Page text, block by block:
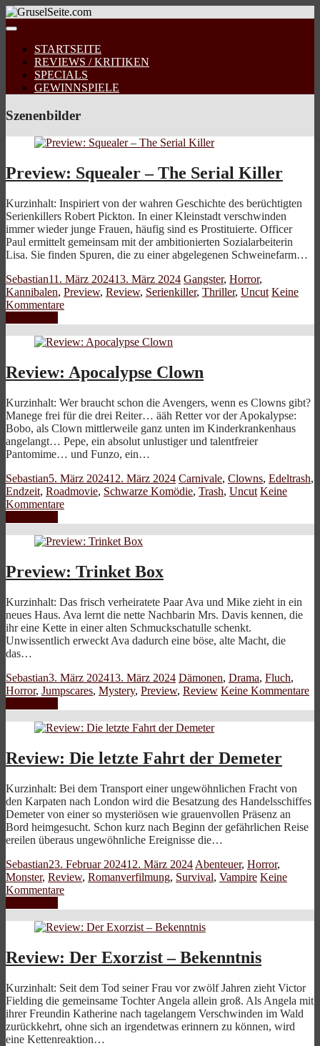
STARTSEITE
REVIEWS / KRITIKEN
SPECIALS
GEWINNSPIELE
Szenenbilder
Preview: Squealer – The Serial Killer
Kurzinhalt: Inspiriert von der wahren Geschichte des berüchtigten
Serienkillers Robert Pickton. In einer Kleinstadt verschwinden
immer wieder junge Frauen, häufig sind es Prostituierte. Officer
Paul ermittelt gemeinsam mit der ambitionierten Sozialarbeiterin
Lisa. Sie finden Spuren, die zu einer abgelegenen Schweinefarm…
Sebastian11. März 202413. März 2024 Gangster, Horror,
Kannibalen, Preview, Review, Serienkiller, Thriller, Uncut Keine
Kommentare
Review: Apocalypse Clown
Kurzinhalt: Wer braucht schon die Avengers, wenn es Clowns gibt?
Manege frei für die drei Reiter… ääh Retter vor der Apokalypse:
Bobo, als Clown mittlerweile ganz unten im Kinderkrankenhaus
angelangt… Pepe, ein absolut unlustiger und talentfreier
Pantomime… und Funzo, ein…
Sebastian5. März 202412. März 2024 Carnivale, Clowns, Edeltrash,
Endzeit, Roadmovie, Schwarze Komödie, Trash, Uncut Keine
Kommentare
Preview: Trinket Box
Kurzinhalt: Das frisch verheiratete Paar Ava und Mike zieht in ein
neues Haus. Ava lernt die nette Nachbarin Mrs. Davis kennen, die
ihr eine Kette in einer alten Schmuckschatulle schenkt.
Unwissentlich erweckt Ava dadurch eine böse, alte Macht, die
das…
Sebastian3. März 202413. März 2024 Dämonen, Drama, Fluch,
Horror, Jumpscares, Mystery, Preview, Review Keine Kommentare
Review: Die letzte Fahrt der Demeter
Kurzinhalt: Bei dem Transport einer ungewöhnlichen Fracht von
den Karpaten nach London wird die Besatzung des Handelsschiffes
Demeter von einer so mysteriösen wie grauenvollen Präsenz an
Bord heimgesucht. Schon kurz nach Beginn der gefährlichen Reise
ereilen überaus ungewöhnliche Ereignisse die…
Sebastian23. Februar 202412. März 2024 Abenteuer, Horror,
Monster, Review, Romanverfilmung, Survival, Vampire Keine
Kommentare
Review: Der Exorzist – Bekenntnis
Kurzinhalt: Seit dem Tod seiner Frau vor zwölf Jahren zieht Victor
Fielding die gemeinsame Tochter Angela allein groß. Als Angela mit
ihrer Freundin Katherine nach tagelangem Verschwinden im Wald
zurückkehrt, ohne sich an irgendetwas erinnern zu können, wird
eine Kettenreaktion…